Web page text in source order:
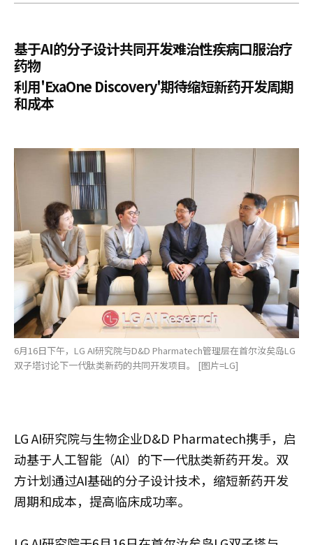
章 小
基于AI的分子设计共同开发难治性疾病口服治疗
药物
利用'ExaOne Discovery'期待缩短新药开发周期
和成本
6月16日下午，LG AI研究院与D&D Pharmatech管理层在首尔汝矣岛LG
双子塔讨论下一代肽类新药的共同开发项目。 [图片=LG]
LG AI研究院与生物企业D&D Pharmatech携手，启
动基于人工智能（AI）的下一代肽类新药开发。双
方计划通过AI基础的分子设计技术，缩短新药开发
周期和成本，提高临床成功率。